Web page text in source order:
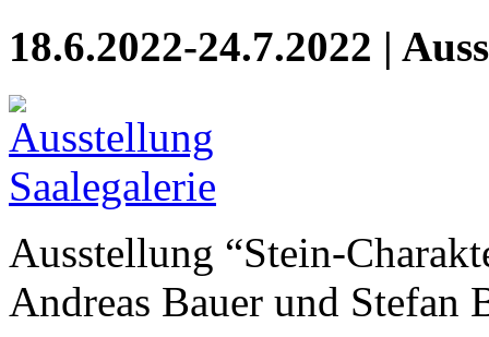
18.6.2022-24.7.2022 |
Ausstellung “Stein-
Andreas Bauer und Stefan